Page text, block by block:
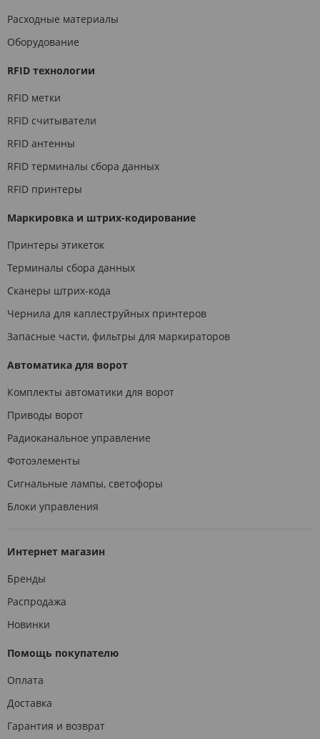
Расходные материалы
Оборудование
RFID технологии
RFID метки
RFID считыватели
RFID антенны
RFID терминалы сбора данных
RFID принтеры
Маркировка и штрих-кодирование
Принтеры этикеток
Терминалы сбора данных
Сканеры штрих-кода
Чернила для каплеструйных принтеров
Запасные части, фильтры для маркираторов
Автоматика для ворот
Комплекты автоматики для ворот
Приводы ворот
Радиоканальное управление
Фотоэлементы
Сигнальные лампы, светофоры
Блоки управления
Интернет магазин
Бренды
Распродажа
Новинки
Помощь покупателю
Оплата
Доставка
Гарантия и возврат